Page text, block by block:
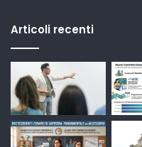
Articoli recenti